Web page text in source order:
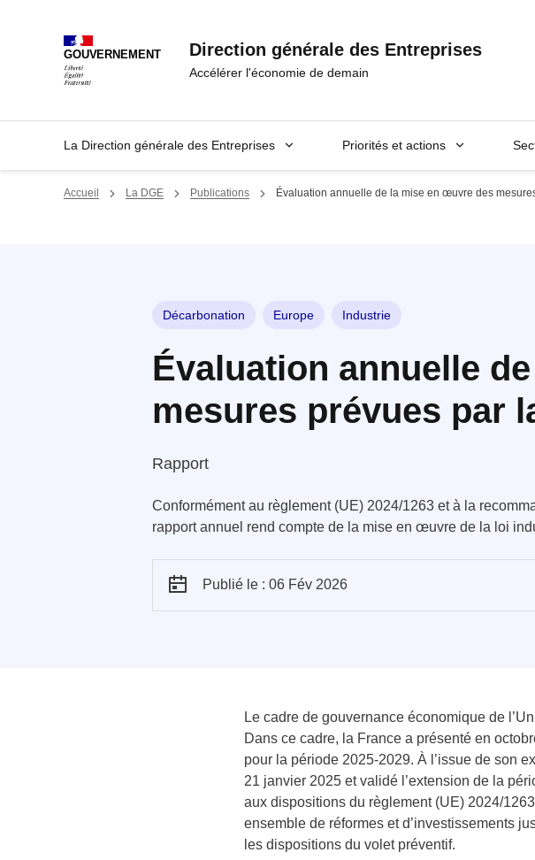
GOUVERNEMENT Direction générale des Entreprises
Accélérer l'économie de demain
La Direction générale des Entreprises Priorités et actions
Accueil La DGE Publications Évaluation annuelle de la mise en œuvre des
Décarbonation Europe Industrie
Évaluation annuelle
mesures prévues par
Rapport
Conformément au règlement (UE) 2024/1263 et à la
rapport annuel rend compte de la mise en œuvre de la loi
Publié le : 06 Fév 2026
Le cadre de gouvernance économique de
Dans ce cadre, la France a présenté en
pour la période 2025-2029. À l’issue de son
21 janvier 2025 et validé l’extension de la
aux dispositions du règlement (UE) 2024/
ensemble de réformes et d’investissements
les dispositions du volet préventif.